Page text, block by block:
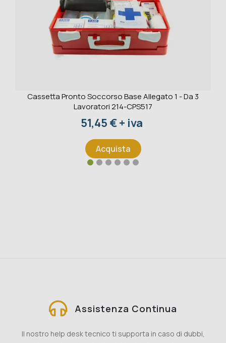
Cassetta Pronto Soccorso Base Allegato 1 - Da 3
Lavoratori 214-CPS517
Prezzo
51,45 € + iva
Acquista
Assistenza Continua
Il nostro help desk tecnico ti supporta in caso di dubbi,